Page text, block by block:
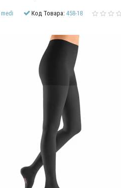
medi Код Товара:458-18